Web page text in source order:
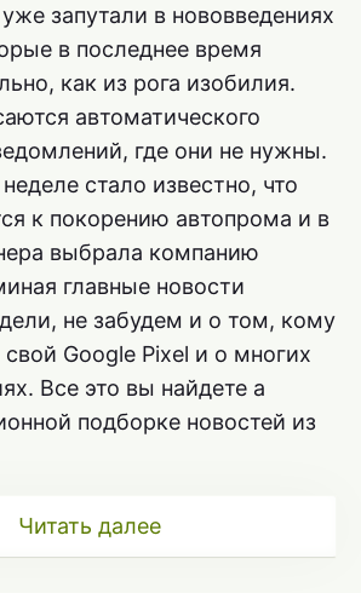
запутали в нововведениях
в последнее время
как из рога изобилия.
автоматического
где они не нужны.
стало известно, что
к покорению автопрома и в
выбрала компанию
главные новости
не забудем и о том, кому
Google Pixel и о многих
Все это вы найдете а
подборке новостей из
Читать далее